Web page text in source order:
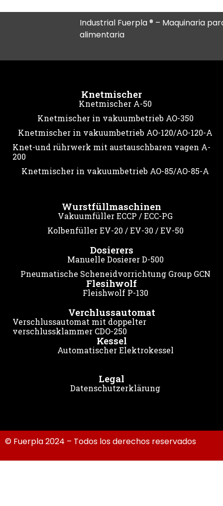
Industrial Fuerpla ® – Maquinaria
alimentaria
Knetmischer
Knetmischer A-50
Knetmischer in vakuumbetrieb AO-350
Knetmischer in vakuumbetrieb AO-120/AO-120-A
Knet-und rührwerk mit austauschbaren vagen A-
200
Knetmischer in vakuumbetrieb AO-85/AO-85-A
Wurstfüllmaschinen
Vakuumfüller ECCP / ECC-PG
Kolbenfüller EV-20 / EV-30 / EV-50
Dosierers
Manuelle Dosierer D-500
Pneumatische Scheneidvorrichtung Group GCN
Flesihwolf
Fleishwolf P-130
Verchlussautomat
Verschlussautomat mit doppelter
verschlussklammer CDO-250
Kessel
Automatischer Elektrokessel
Legal
Datenschutzerklärung
© Fuerpla 2024 – Todos los derechos reservados